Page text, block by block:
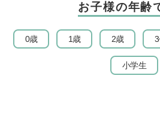
お子様の年齢
0歳 1歳 2歳
小学生